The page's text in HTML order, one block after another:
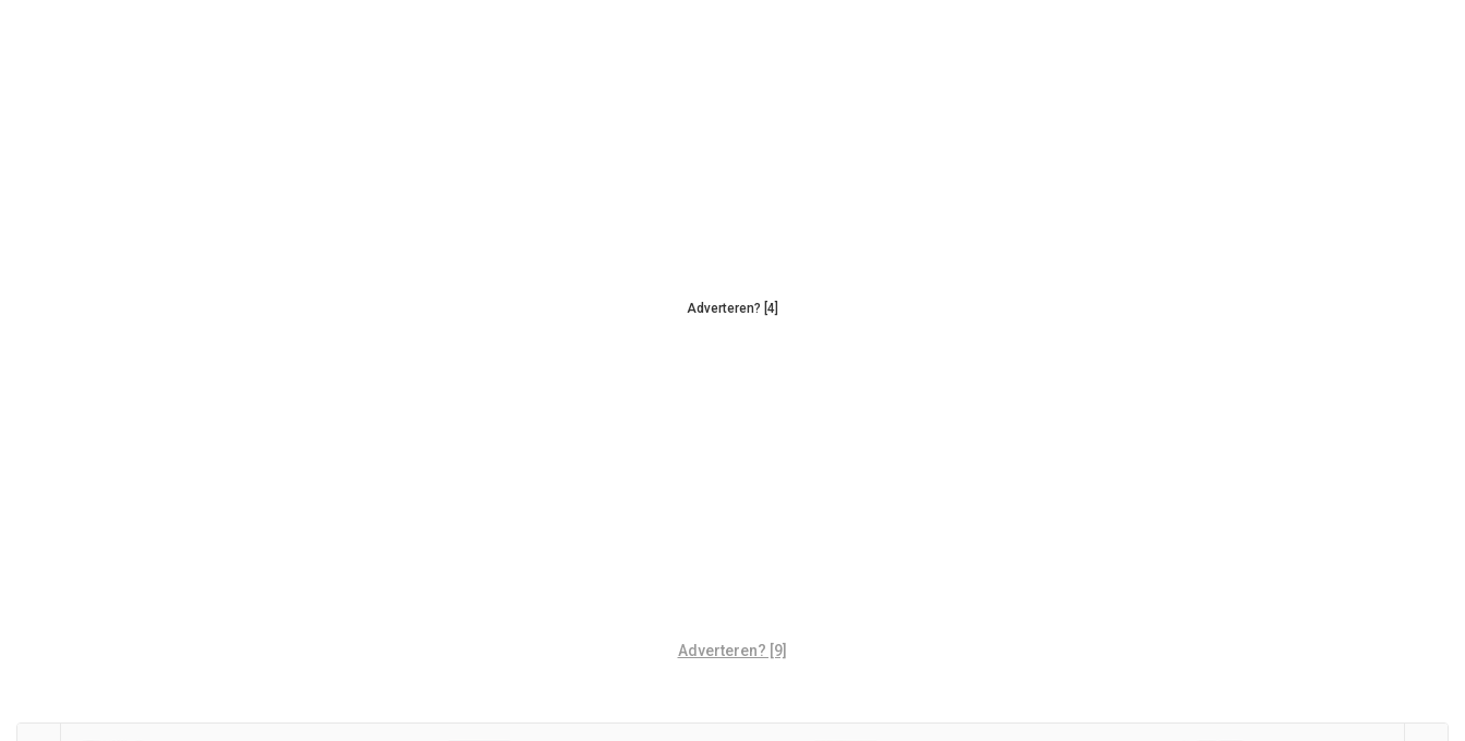
Adverteren? [4]
Adverteren? [9]